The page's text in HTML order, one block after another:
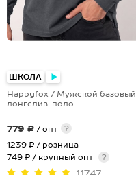
ШКОЛА
Happyfox / Мужской базовый
лонгслив-поло
779 ₽ / опт
?
1239 ₽ / розница
749 ₽ / крупный опт
?